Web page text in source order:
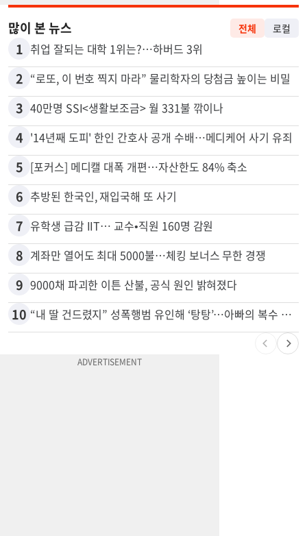
1 취업 잘되는 대학 1위는?…하버드 3위
2 “로또, 이 번호 찍지 마라” 물리학자의 당첨금 높이는 비밀
3 40만명 SSI<생활보조금> 월 331불 깎이나
4 '14년째 도피' 한인 간호사 공개 수배…메디케어 사기 유죄
5 [포커스] 메디캘 대폭 개편…자산한도 84% 축소
6 추방된 한국인, 재입국해 또 사기
7 유학생 급감 IIT… 교수•직원 160명 감원
8 계좌만 열어도 최대 5000불…체킹 보너스 무한 경쟁
9 9000채 파괴한 이튼 산불, 공식 원인 밝혀졌다
“내 딸 건드렸지” 성폭행범 유인해 ‘탕탕’…아빠의 복수 결말